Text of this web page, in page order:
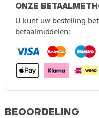
ONZE
U kunt uw bestelling
betaalmiddelen:
BEOORDELING